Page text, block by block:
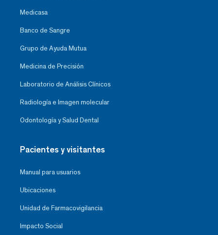
Medicasa
Banco de Sangre
Grupo de Ayuda Mutua
Medicina de Precisión
Laboratorio de Análisis Clínicos
Radiología e Imagen molecular
Odontología y Salud Dental
Pacientes y visitantes
Manual para usuarios
Ubicaciones
Unidad de Farmacovigilancia
Impacto Social